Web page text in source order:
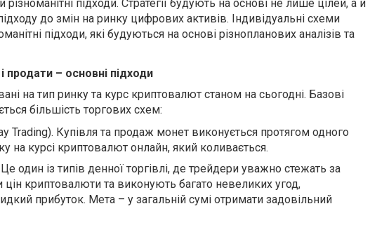
підходи. Стратегії будують на основі не лише цілей, а й
до змін на ринку цифрових активів. Індивідуальні схеми
підходи, які будуються на основі різнопланових аналізів та
продати – основні підходи
на тип ринку та курс криптовалют станом на сьогодні. Базові
більшість торгових схем:
Trading). Купівля та продаж монет виконується протягом одного
на курсі криптовалют онлайн, який коливається.
один із типів денної торгівлі, де трейдери уважно стежать за
криптовалюти та виконують багато невеликих угод,
прибуток. Мета – у загальній сумі отримати задовільний